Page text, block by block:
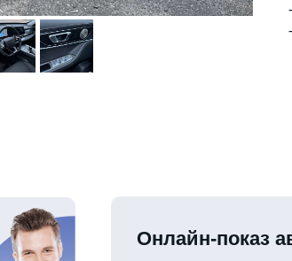
Онлайн-показ